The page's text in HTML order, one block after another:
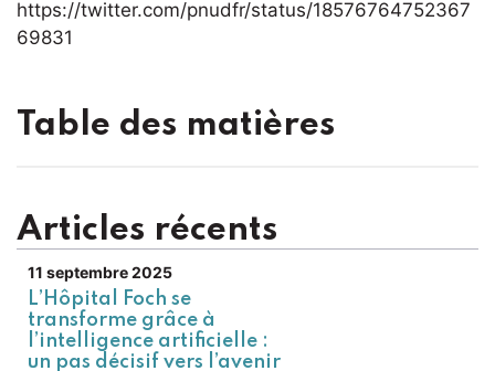
https://twitter.com/pnudfr/status/18576764752367
69831
Table des matières
Articles récents
11 septembre 2025
L’Hôpital Foch se
transforme grâce à
l’intelligence artificielle :
un pas décisif vers l’avenir